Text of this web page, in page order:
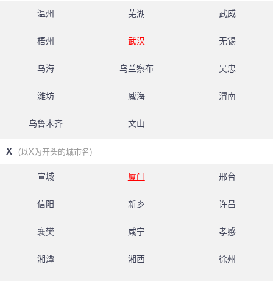
温州 芜湖 武威
梧州 武汉 无锡
乌海 乌兰察布 吴忠
潍坊 威海 渭南
乌鲁木齐 文山
X (以X为开头的城市名)
宣城 厦门 邢台
信阳 新乡 许昌
襄樊 咸宁 孝感
湘潭 湘西 徐州